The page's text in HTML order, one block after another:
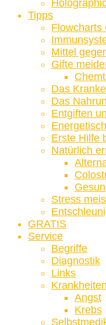
Tipps
Flowcharts
Mittel
Gifte
Das
Das
Entgiften
Erste Hilfe
Natürlich
Stress
GRATIS
Service
Begriffe
Diagnostik
Links
Angst
Krebs